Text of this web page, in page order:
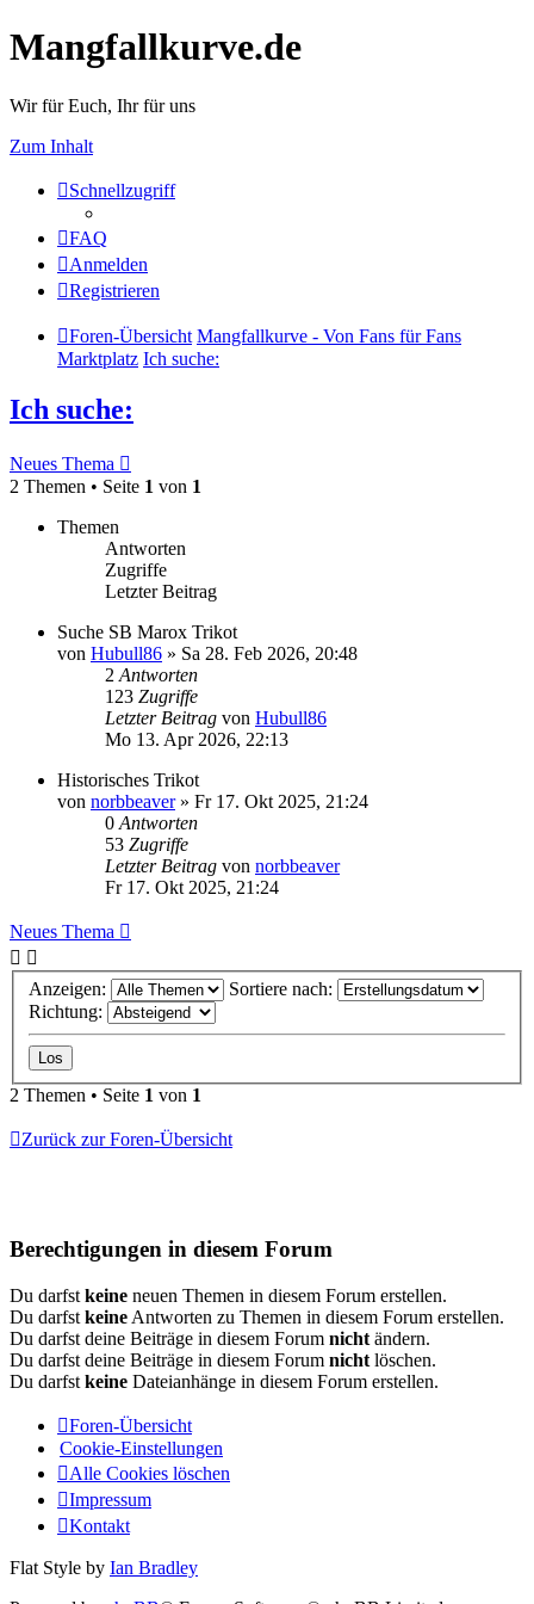
Mangfallkurve.de
Wir für Euch, Ihr für uns
Zum Inhalt
Schnellzugriff
FAQ
Anmelden
Registrieren
Foren-Übersicht Mangfallkurve - Von Fans für Fans
Marktplatz Ich suche:
Ich suche:
Neues Thema
2 Themen • Seite 1 von 1
Themen
Antworten
Zugriffe
Letzter Beitrag
Suche SB Marox Trikot
von Hubull86 » Sa 28. Feb 2026, 20:48
2 Antworten
123 Zugriffe
Letzter Beitrag von Hubull86
Mo 13. Apr 2026, 22:13
Historisches Trikot
von norbbeaver» Fr 17. Okt 2025, 21:24
0 Antworten
53 Zugriffe
Letzter Beitrag von norbbeaver
Fr 17. Okt 2025, 21:24
Neues Thema
Anzeigen:
Sortiere nach:
Richtung:
2 Themen • Seite 1 von 1
Zurück zur Foren-Übersicht
Berechtigungen in diesem Forum
Du darfst keine neuen Themen in diesem Forum erstellen.
Du darfst keine Antworten zu Themen in diesem Forum erstellen.
Du darfst deine Beiträge in diesem Forum nicht ändern.
Du darfst deine Beiträge in diesem Forum nicht löschen.
Du darfst keine Dateianhänge in diesem Forum erstellen.
Foren-Übersicht
Cookie-Einstellungen
Alle Cookies löschen
Impressum
Kontakt
Flat Style by Ian Bradley